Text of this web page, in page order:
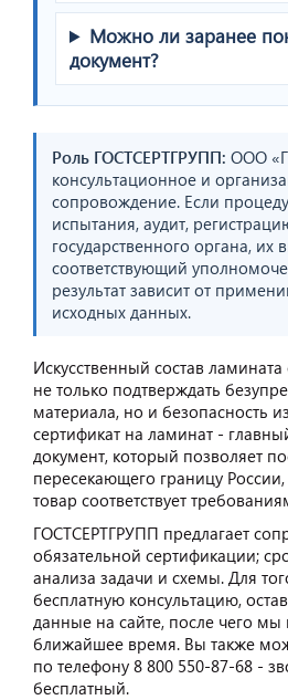
Можно ли заранее
документ?
Роль ГОСТСЕРТГРУПП: ООО
консультационное и
сопровождение. Если
испытания, аудит,
государственного органа, их
соответствующий
результат зависит от
исходных данных.
Искусственный состав ламината
не только подтверждать
материала, но и безопасность
сертификат на ламинат -
документ, который позволяет
пересекающего границу России,
товар соответствует
ГОСТСЕРТГРУПП предлагает
обязательной сертификации;
анализа задачи и схемы. Для
бесплатную консультацию,
данные на сайте, после чего
ближайшее время. Вы также
по телефону 8 800 550-87-68 -
бесплатный.